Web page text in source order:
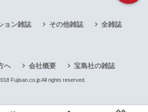
ョン雑誌 その他雑誌 全雑誌
へ 会社概要 宝島社の雑誌
Fujisan.co.jp All rights reserved.